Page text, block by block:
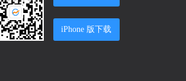
iPhone 版下载